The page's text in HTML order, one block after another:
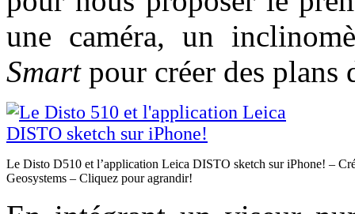
une caméra, un
Smartpour créer des plans
Le Disto D510 et l’application Leica DISTO sketch sur iPhone! –
Geosystems – Cliquez pour agrandir!